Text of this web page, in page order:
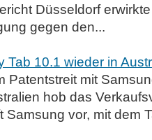
Düsseldorf
gegen den...
Tab 10.1 wieder in
Patentstreit mit
hob das
Samsung vor, mit dem